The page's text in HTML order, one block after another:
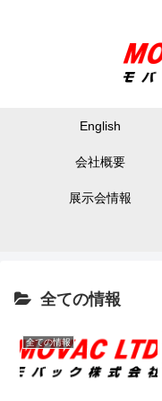
English
会社概要
展示会情報
全ての情報
全ての情報